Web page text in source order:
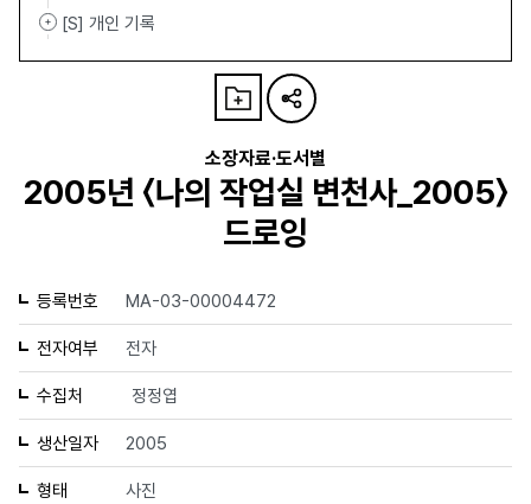
[S] 개인 기록
소장자료·도서별
2005년 〈나의 작업실 변천사_2005〉
드로잉
등록번호 MA-03-00004472
전자여부 전자
수집처 정정엽
생산일자 2005
형태 사진